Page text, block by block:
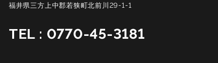
福井県三方上中郡若狭町北前川29-1-1
TEL : 0770-45-3181